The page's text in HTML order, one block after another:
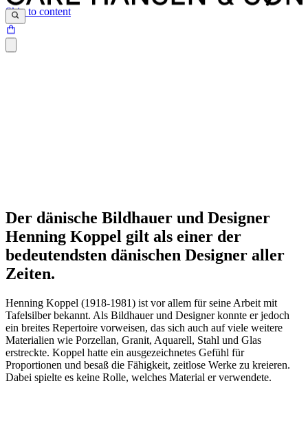
Skip to content
Der dänische Bildhauer und Designer
Henning Koppel gilt als einer der
bedeutendsten dänischen Designer aller
Zeiten.
Henning Koppel (1918-1981) ist vor allem für seine Arbeit mit
Tafelsilber bekannt. Als Bildhauer und Designer konnte er jedoch
ein breites Repertoire vorweisen, das sich auch auf viele weitere
Materialien wie Porzellan, Granit, Aquarell, Stahl und Glas
erstreckte. Koppel hatte ein ausgezeichnetes Gefühl für
Proportionen und besaß die Fähigkeit, zeitlose Werke zu kreieren.
Dabei spielte es keine Rolle, welches Material er verwendete.